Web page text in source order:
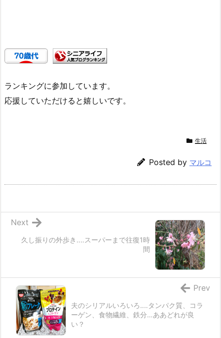
ランキングに参加しています。
応援していただけると嬉しいです。
生活
Posted by マルコ
久し振りの外歩き‥‥スーパーまで往復1時
間
Next
夫のシリアルいろいろ‥‥タンパク質、コラ
ーゲン、食物繊維、鉄分…ああどれが良
い？
Prev